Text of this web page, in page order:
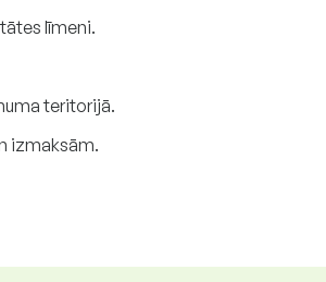
līmeni.
teritorijā.
izmaksām.